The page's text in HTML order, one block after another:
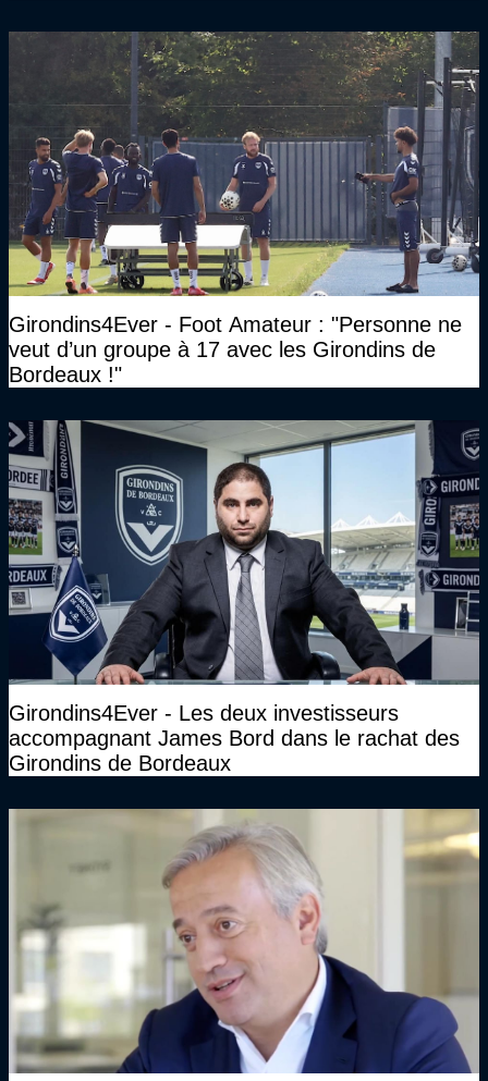
Girondins4Ever - Foot Amateur : "Personne ne
veut d’un groupe à 17 avec les Girondins de
Bordeaux !"
Girondins4Ever - Les deux investisseurs
accompagnant James Bord dans le rachat des
Girondins de Bordeaux